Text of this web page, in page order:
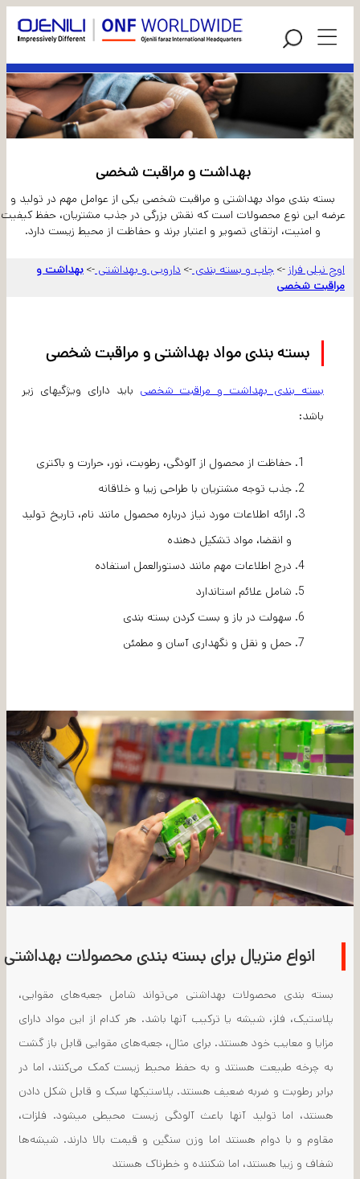
بهداشت و مراقبت شخصی
بسته بندی مواد بهداشتی و مراقبت شخصی یکی از عوامل مهم در تولید و
عرضه این نوع محصولات است که نقش بزرگی در جذب مشتریان، حفظ کیفیت
و امنیت، ارتقای تصویر و اعتبار برند و حفاظت از محیط زیست دارد.
اوج نیلی فراز -> چاپ و بسته بندی-> دارویی و بهداشتی-> بهداشت و
مراقبت شخصی
بسته بندی مواد بهداشتی و مراقبت شخصی
بسته بندی بهداشت و مراقبت شخصی باید دارای ویژگیهای زیر
باشد:
حفاظت از محصول از آلودگی، رطوبت، نور، حرارت و باکتری
جذب توجه مشتریان با طراحی زیبا و خلاقانه
ارائه اطلاعات مورد نیاز درباره محصول مانند نام، تاریخ تولید
و انقضا، مواد تشکیل دهنده
درج اطلاعات مهم مانند دستورالعمل استفاده
شامل علائم استاندارد
سهولت در باز و بست کردن بسته بندی
حمل و نقل و نگهداری آسان و مطمئن
انواع متریال برای بسته بندی محصولات بهداشتی
بسته بندی محصولات بهداشتی ‌می‌تواند شامل جعبه‌های مقوایی،
پلاستیک، فلز، شیشه یا ترکیب آنها باشد. هر کدام از این مواد دارای
مزایا و معایب خود هستند. برای مثال، جعبه‌های مقوایی قابل باز گشت
به چرخه طبیعت هستند و به حفظ محیط زیست کمک می‌کنند، اما در
برابر رطوبت و ضربه ضعیف هستند. پلاستیکها سبک و قابل شکل دادن
هستند، اما تولید آنها باعث آلودگی زیست محیطی میشود. فلزات،
مقاوم و با دوام هستند اما وزن سنگین و قیمت بالا دارند. شیشه‌ها
شفاف و زیبا هستند، اما شکننده و خطرناک هستند